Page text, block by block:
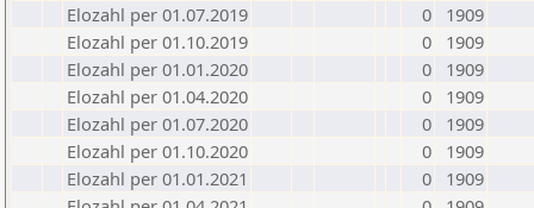
Elozahl per 01.07.2019
0
1909
Elozahl per 01.10.2019
0
1909
Elozahl per 01.01.2020
0
1909
Elozahl per 01.04.2020
0
1909
Elozahl per 01.07.2020
0
1909
Elozahl per 01.10.2020
0
1909
Elozahl per 01.01.2021
0
1909